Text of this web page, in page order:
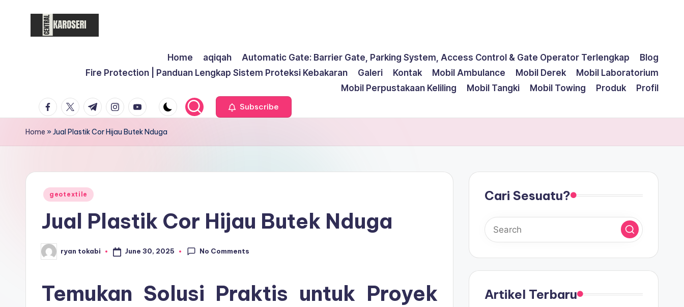
r
l
Home aqiqah Automatic Gate: Barrier Gate, Parking System, Access Control & Gate Operator Terlengkap
Blog
Fire Protection | Panduan Lengkap Sistem Proteksi Kebakaran
Galeri Kontak Mobil Ambulance Mobil Derek
Mobil Laboratorium
Mobil Perpustakaan Keliling
Mobil Tangki Mobil Towing Produk
Profil
facebook.com
twitter.com
t.me instagram.com
youtube.com Subscribe
Home »Jual Plastik Cor Hijau Butek Nduga
Posted
geotextile
Jual Plastik Cor Hijau Butek Nduga
Posted
by
ryan tokabi June 30, 2025 No Comments
Temukan Solusi Praktis untuk Proyek
Cari Sesuatu?
Artikel Terbaru